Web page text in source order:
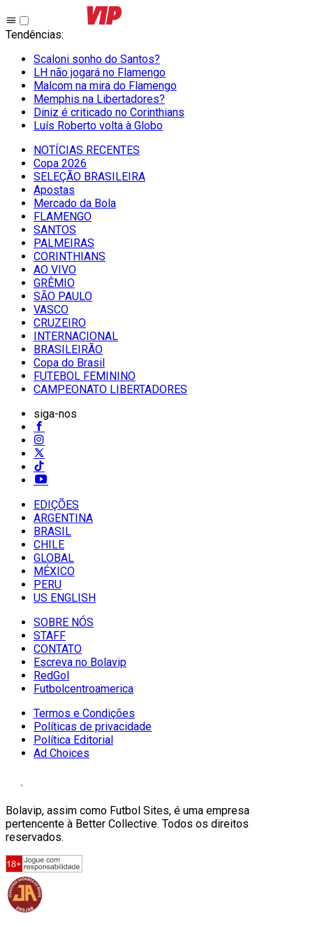
Tendências:
Scaloni sonho do Santos?
LH não jogará no Flamengo
Malcom na mira do Flamengo
Memphis na Libertadores?
Diniz é criticado no Corinthians
Luís Roberto volta à Globo
NOTÍCIAS RECENTES
Copa 2026
SELEÇÃO BRASILEIRA
Apostas
Mercado da Bola
FLAMENGO
SANTOS
PALMEIRAS
CORINTHIANS
AO VIVO
GRÊMIO
SĀO PAULO
VASCO
CRUZEIRO
INTERNACIONAL
BRASILEIRÃO
Copa do Brasil
FUTEBOL FEMININO
CAMPEONATO LIBERTADORES
siga-nos
EDIÇÕES
ARGENTINA
BRASIL
CHILE
GLOBAL
MÉXICO
PERU
US ENGLISH
SOBRE NÓS
STAFF
CONTATO
Escreva no Bolavip
RedGol
Futbolcentroamerica
Termos e Condições
Políticas de privacidade
Política Editorial
Ad Choices
Bolavip, assim como Futbol Sites, é uma empresa
pertencente à Better Collective. Todos os direitos
reservados.